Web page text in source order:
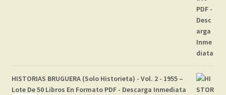
HISTORIAS BRUGUERA (Solo Historieta) - Vol. 2 - 1955 –
Lote De 50 Libros En Formato PDF - Descarga Inmediata